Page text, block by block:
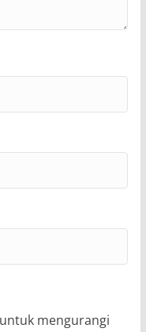
mengurangi